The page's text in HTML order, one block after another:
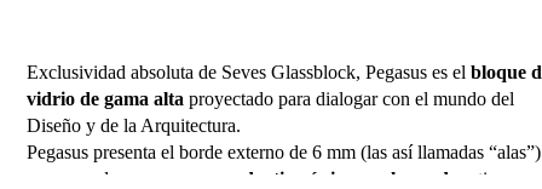
Exclusividad absoluta de Seves Glassblock, Pegasus es elbloque
vidrio de gama alta proyectado para dialogar con el mundo del
Diseño y de la Arquitectura.
Pegasus presenta el borde externo de 6 mm (las así llamadas “alas”)
que nace de un
proceso productivo único en el mundo y
tiene